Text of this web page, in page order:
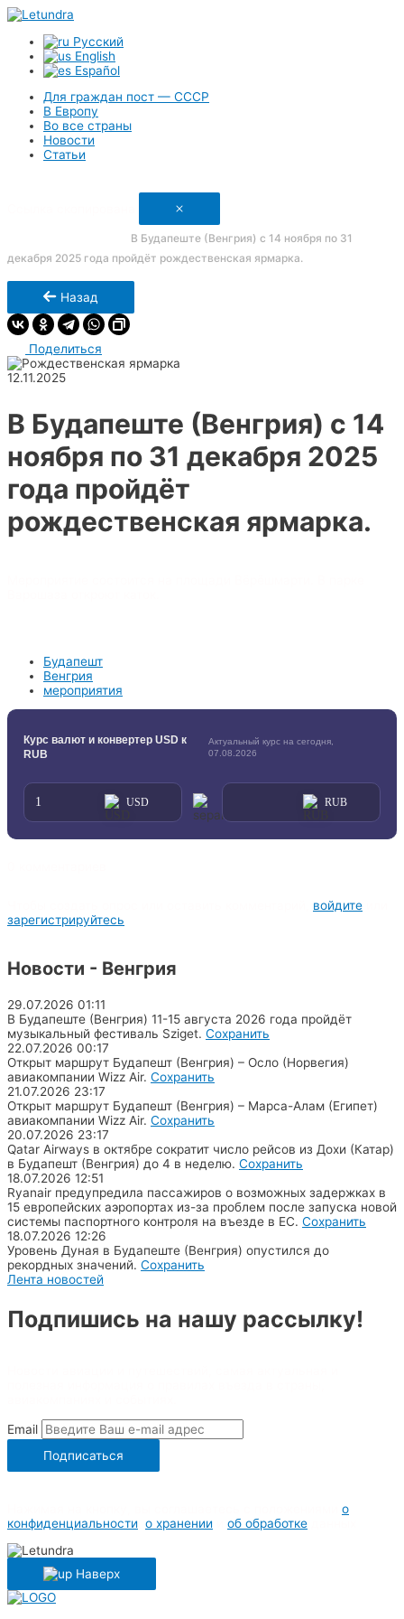
Русский
English
Español
Для граждан пост — СССР
В Европу
Во все страны
Новости
Статьи
В Будапеште (Венгрия) с 14 ноября по 31
декабря 2025 года пройдёт рождественская ярмарка.
Назад
Поделиться
12.11.2025
В Будапеште (Венгрия) с 14
ноября по 31 декабря 2025
года пройдёт
рождественская ярмарка.
Будапешт
Венгрия
мероприятия
Курс валют и конвертер USD к
RUB
Актуальный курс на сегодня,
07.08.2026
войдите
зарегистрируйтесь
Новости - Венгрия
29.07.2026 01:11
В Будапеште (Венгрия) 11-15 августа 2026 года пройдёт
музыкальный фестиваль Sziget. Сохранить
22.07.2026 00:17
Открыт маршрут Будапешт (Венгрия) – Осло (Норвегия)
авиакомпании Wizz Air. Сохранить
21.07.2026 23:17
Открыт маршрут Будапешт (Венгрия) – Марса-Алам (Египет)
авиакомпании Wizz Air. Сохранить
20.07.2026 23:17
Qatar Airways в октябре сократит число рейсов из Дохи (Катар)
в Будапешт (Венгрия) до 4 в неделю. Сохранить
18.07.2026 12:51
Ryanair предупредила пассажиров о возможных задержках в
15 европейских аэропортах из-за проблем после запуска новой
системы паспортного контроля на въезде в ЕС. Сохранить
18.07.2026 12:26
Уровень Дуная в Будапеште (Венгрия) опустился до
рекордных значений. Сохранить
Лента новостей
Подпишись на нашу рассылку!
Email
Подписаться
о
конфиденциальности о хранении об обработке
Наверх